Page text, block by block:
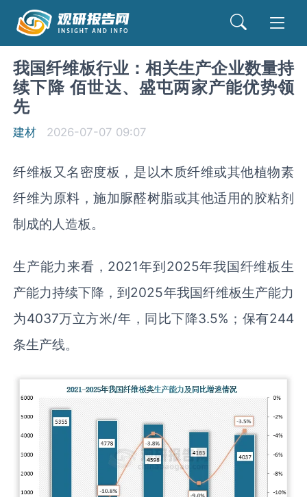
我国纤维板行业：相关生产企业数量持
续下降 佰世达、盛屯两家产能优势领
先
建材 2026-07-07 09:07
纤维板又名密度板，是以木质纤维或其他植物素
纤维为原料，施加脲醛树脂或其他适用的胶粘剂
制成的人造板。
生产能力来看，2021年到2025年我国纤维板生
产能力持续下降，到2025年我国纤维板生产能力
为4037万立方米/年，同比下降3.5%；保有244
条生产线。